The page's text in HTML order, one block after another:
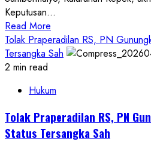
Polisi
Keputusan...
Read More
more
about
Asusila,
Tetap
Doris
Tolak Praperadilan RS, PN
Tersangka Sah
2 min read
Hukum
Tolak Praperadilan RS, PN
Status Tersangka Sah